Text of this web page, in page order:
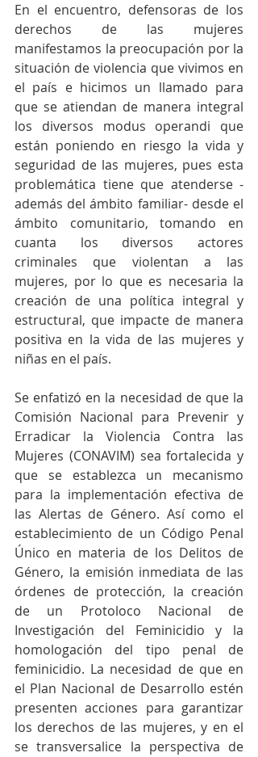
En el encuentro, defensoras de los
derechos de las mujeres
manifestamos la preocupación por la
situación de violencia que vivimos en
el país e hicimos un llamado para
que se atiendan de manera integral
los diversos modus operandi que
están poniendo en riesgo la vida y
seguridad de las mujeres, pues esta
problemática tiene que atenderse -
además del ámbito familiar- desde el
ámbito comunitario, tomando en
cuanta los diversos actores
criminales que violentan a las
mujeres, por lo que es necesaria la
creación de una política integral y
estructural, que impacte de manera
positiva en la vida de las mujeres y
niñas en el país.
Se enfatizó en la necesidad de que la
Comisión Nacional para Prevenir y
Erradicar la Violencia Contra las
Mujeres (CONAVIM) sea fortalecida y
que se establezca un mecanismo
para la implementación efectiva de
las Alertas de Género. Así como el
establecimiento de un Código Penal
Único en materia de los Delitos de
Género, la emisión inmediata de las
órdenes de protección, la creación
de un Protoloco Nacional de
Investigación del Feminicidio y la
homologación del tipo penal de
feminicidio. La necesidad de que en
el Plan Nacional de Desarrollo estén
presenten acciones para garantizar
los derechos de las mujeres, y en el
se transversalice la perspectiva de